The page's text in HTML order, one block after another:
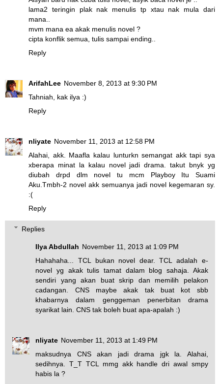
lama2 teringin plak nak menulis tp xtau nak mula dari
mana..
mvm mana ea akak menulis novel ?
cipta konflik semua, tulis sampai ending..
Reply
ArifahLee November 8, 2013 at 9:30 PM
Tahniah, kak ilya :)
Reply
nliyate November 11, 2013 at 12:58 PM
Alahai, akk. Maafla kalau lunturkn semangat akk tapi sya
xberapa minat la kalau novel jadi drama. takut bnyk yg
diubah drpd dlm novel tu mcm Playboy Itu Suami
Aku.Tmbh-2 novel akk semuanya jadi novel kegemaran sy.
:(
Reply
Replies
Ilya Abdullah November 11, 2013 at 1:09 PM
Hahahaha... TCL bukan novel dear. TCL adalah e-
novel yg akak tulis tamat dalam blog sahaja. Akak
sendiri yang akan buat skrip dan memilih pelakon
cadangan. CNS maybe akak tak buat kot sbb
khabarnya dalam genggeman penerbitan drama
syarikat lain. CNS tak boleh buat apa-apalah :)
nliyate November 11, 2013 at 1:49 PM
maksudnya CNS akan jadi drama jgk la. Alahai,
sedihnya. T_T TCL mmg akk handle dri awal smpy
habis la ?